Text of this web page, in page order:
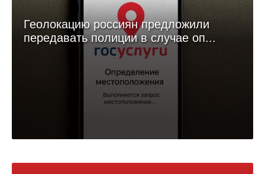
Геолокацию россиян предложили
передавать полиции в случае оп...